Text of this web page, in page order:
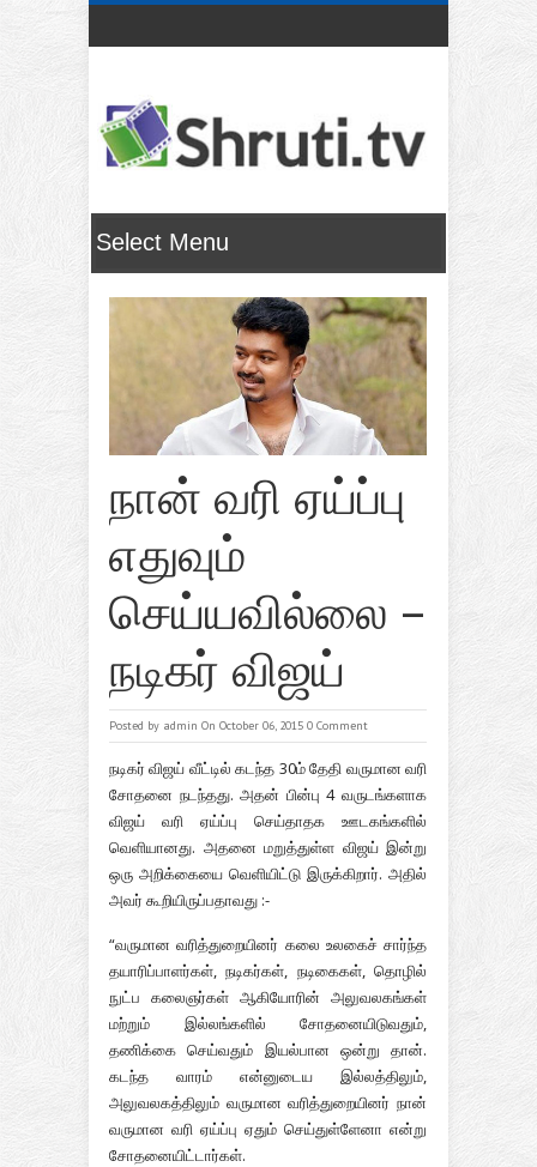
நான் வரி ஏய்ப்பு
எதுவும்
செய்யவில்லை –
நடிகர் விஜய்
Posted by admin On October 06, 2015 0 Comment
நடிகர் விஜய் வீட்டில் கடந்த 30ம் தேதி வருமான வரி
சோதனை நடந்தது. அதன் பின்பு 4 வருடங்களாக
விஜய் வரி ஏய்ப்பு செய்தாதக ஊடகங்களில்
வெளியானது. அதனை மறுத்துள்ள விஜய் இன்று
ஒரு அறிக்கையை வெளியிட்டு இருக்கிறார். அதில்
அவர் கூறியிருப்பதாவது :-
“வருமான வரித்துறையினர் கலை உலகைச் சார்ந்த
தயாரிப்பாளர்கள், நடிகர்கள், நடிகைகள், தொழில்
நுட்ப கலைஞர்கள் ஆகியோரின் அலுவலகங்கள்
மற்றும் இல்லங்களில் சோதனையிடுவதும்,
தணிக்கை செய்வதும் இயல்பான ஒன்று தான்.
கடந்த வாரம் என்னுடைய இல்லத்திலும்,
அலுவலகத்திலும் வருமான வரித்துறையினர் நான்
வருமான வரி ஏய்ப்பு ஏதும் செய்துள்ளேனா என்று
சோதனையிட்டார்கள்.